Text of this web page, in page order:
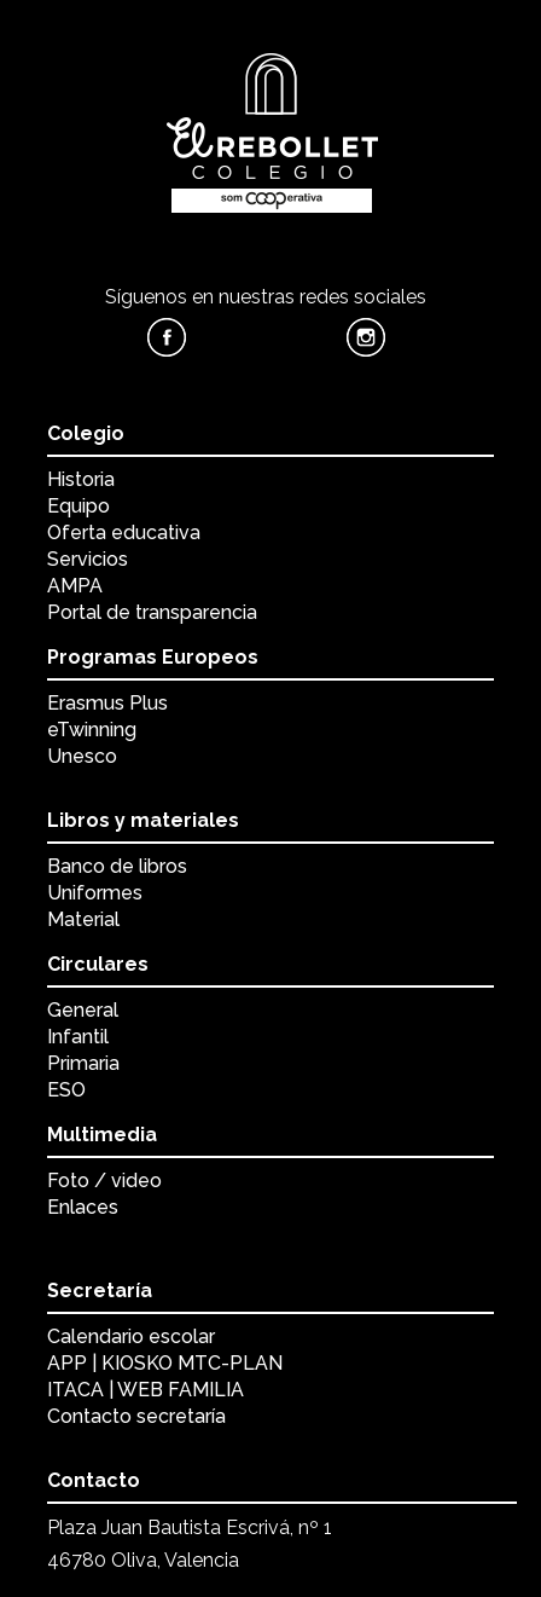
Síguenos en nuestras redes sociales
Colegio
Historia
Equipo
Oferta educativa
Servicios
AMPA
Portal de transparencia
Programas Europeos
Erasmus Plus
eTwinning
Unesco
Libros y materiales
Banco de libros
Uniformes
Material
Circulares
General
Infantil
Primaria
ESO
Multimedia
Foto / video
Enlaces
Secretaría
Calendario escolar
APP | KIOSKO MTC-PLAN
ITACA | WEB FAMILIA
Contacto secretaría
Contacto
Plaza Juan Bautista Escrivá, nº 1
46780 Oliva, Valencia